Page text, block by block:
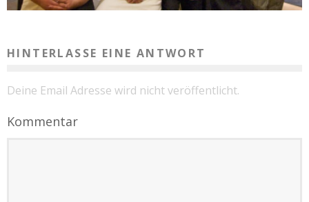
HINTERLASSE EINE ANTWORT
Deine Email Adresse wird nicht veröffentlicht.
Kommentar